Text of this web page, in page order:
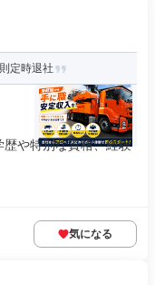
定時退社
や特別な資格、経験
気になる